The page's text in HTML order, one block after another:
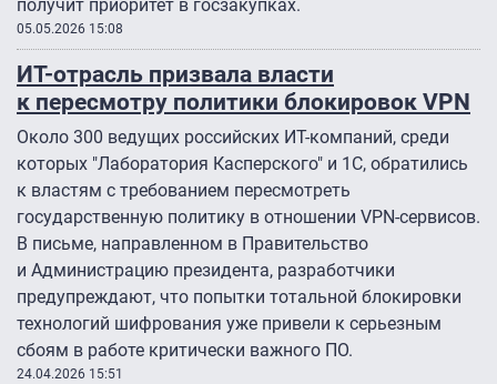
получит приоритет в госзакупках.
05.05.2026 15:08
ИТ-отрасль призвала власти
к пересмотру политики блокировок VPN
Около 300 ведущих российских ИТ-компаний, среди
которых "Лаборатория Касперского" и 1С, обратились
к властям с требованием пересмотреть
государственную политику в отношении VPN-сервисов.
В письме, направленном в Правительство
и Администрацию президента, разработчики
предупреждают, что попытки тотальной блокировки
технологий шифрования уже привели к серьезным
сбоям в работе критически важного ПО.
24.04.2026 15:51